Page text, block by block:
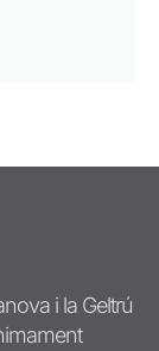
i la Geltrú